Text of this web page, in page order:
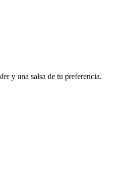
y una salsa de tu preferencia.